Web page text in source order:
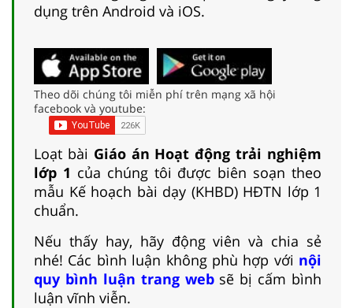
dụng trên Android và iOS.
Theo dõi chúng tôi miễn phí trên mạng xã hội
facebook và youtube:
Loạt bài Giáo án Hoạt động trải nghiệm
lớp 1 của chúng tôi được biên soạn theo
mẫu Kế hoạch bài dạy (KHBD) HĐTN lớp 1
chuẩn.
Nếu thấy hay, hãy động viên và chia sẻ
nhé! Các bình luận không phù hợp với nội
quy bình luận trang websẽ bị cấm bình
luận vĩnh viễn.